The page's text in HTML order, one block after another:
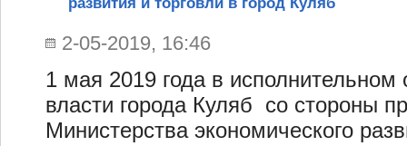
2-05-2019, 16:46
1 мая 2019 года в исполнительном
власти города Куляб со стороны
Министерства экономического